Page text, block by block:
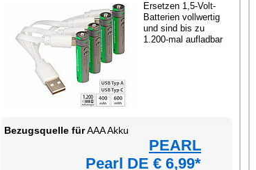
Ersetzen 1,5-Volt-
Batterien vollwertig
und sind bis zu
1.200-mal aufladbar
Bezugsquelle fürAAA Akku
PEARL
Pearl DE € 6,99*